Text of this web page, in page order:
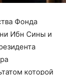
Фонда
Ибн Сины и
которой